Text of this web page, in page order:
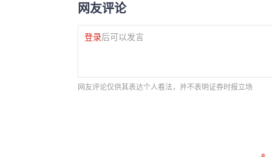
网友评论
登录后可以发言
网友评论仅供其表达个人看法，并不表明证券时报立场